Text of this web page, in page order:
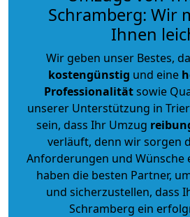
Schramberg: Wir
Ihnen
Wir geben unser Bestes,
kostengünstig und eine
Professionalitätsowie
unserer Unterstützung in
sein, dass Ihr Umzug
verläuft, denn wir sorgen
Anforderungen und Wünsche
haben die besten Partner,
und sicherzustellen, dass
Schramberg ein